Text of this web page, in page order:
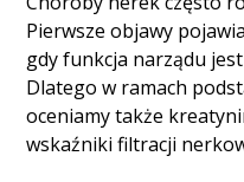
Pierwsze objawy
gdy funkcja narządu
Dlatego w ramach
oceniamy także
wskaźniki filtracji